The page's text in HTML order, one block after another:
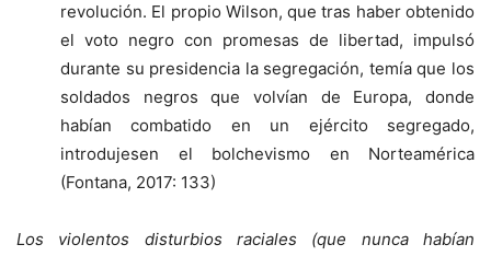
revolución. El propio Wilson, que tras haber obtenido
el voto negro con promesas de libertad, impulsó
durante su presidencia la segregación, temía que los
soldados negros que volvían de Europa, donde
habían combatido en un ejército segregado,
introdujesen el bolchevismo en Norteamérica
(Fontana, 2017: 133)
Los violentos disturbios raciales (que nunca habían